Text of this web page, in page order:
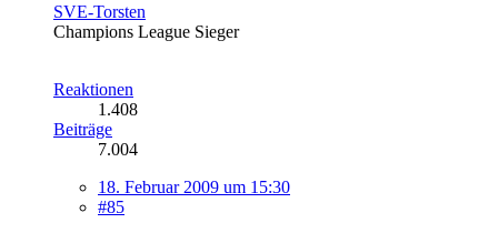
SVE-Torsten
Champions League Sieger
Reaktionen
1.408
Beiträge
7.004
18. Februar 2009 um 15:30
#85